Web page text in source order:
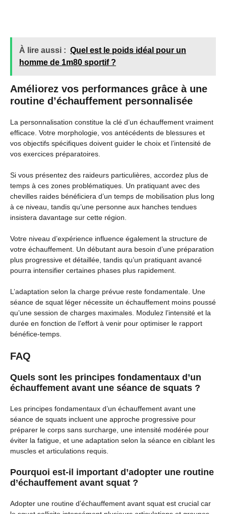
À lire aussi : Quel est le poids idéal pour un
homme de 1m80 sportif ?
Améliorez vos performances grâce à une
routine d’échauffement personnalisée
La personnalisation constitue la clé d’un échauffement vraiment
efficace. Votre morphologie, vos antécédents de blessures et
vos objectifs spécifiques doivent guider le choix et l’intensité de
vos exercices préparatoires.
Si vous présentez des raideurs particulières, accordez plus de
temps à ces zones problématiques. Un pratiquant avec des
chevilles raides bénéficiera d’un temps de mobilisation plus long
à ce niveau, tandis qu’une personne aux hanches tendues
insistera davantage sur cette région.
Votre niveau d’expérience influence également la structure de
votre échauffement. Un débutant aura besoin d’une préparation
plus progressive et détaillée, tandis qu’un pratiquant avancé
pourra intensifier certaines phases plus rapidement.
L’adaptation selon la charge prévue reste fondamentale. Une
séance de squat léger nécessite un échauffement moins poussé
qu’une session de charges maximales. Modulez l’intensité et la
durée en fonction de l’effort à venir pour optimiser le rapport
bénéfice-temps.
FAQ
Quels sont les principes fondamentaux d’un
échauffement avant une séance de squats ?
Les principes fondamentaux d’un échauffement avant une
séance de squats incluent une approche progressive pour
préparer le corps sans surcharge, une intensité modérée pour
éviter la fatigue, et une adaptation selon la séance en ciblant les
muscles et articulations requis.
Pourquoi est-il important d’adopter une routine
d’échauffement avant squat ?
Adopter une routine d’échauffement avant squat est crucial car